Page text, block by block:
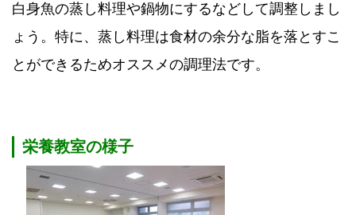
白身魚の蒸し料理や鍋物にするなどして調整しまし
ょう。特に、蒸し料理は食材の余分な脂を落とすこ
とができるためオススメの調理法です。
栄養教室の様子